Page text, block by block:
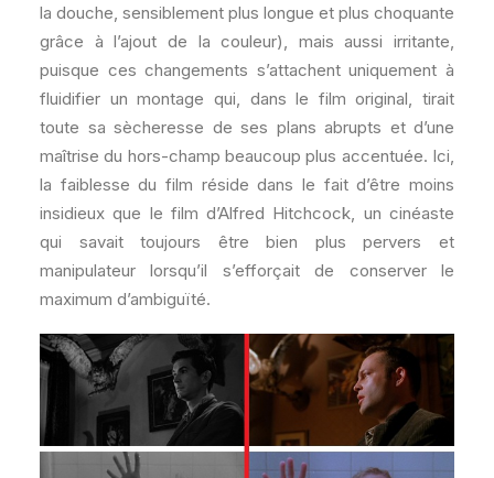
la douche, sensiblement plus longue et plus choquante
grâce à l’ajout de la couleur), mais aussi irritante,
puisque ces changements s’attachent uniquement à
fluidifier un montage qui, dans le film original, tirait
toute sa sècheresse de ses plans abrupts et d’une
maîtrise du hors-champ beaucoup plus accentuée. Ici,
la faiblesse du film réside dans le fait d’être moins
insidieux que le film d’Alfred Hitchcock, un cinéaste
qui savait toujours être bien plus pervers et
manipulateur lorsqu’il s’efforçait de conserver le
maximum d’ambiguïté.